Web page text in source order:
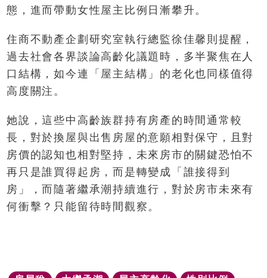
態，進而帶動女性屋主比例日漸攀升。
住商不動產企劃研究室執行總監徐佳馨則提醒，
過去社會各界談論高齡化議題時，多半聚焦在人
口結構，如今連「屋主結構」的老化也同樣值得
高度關注。
她說，這些中高齡族群持有房產的時間通常較
長，對於換屋與出售房屋的意願相對保守，且對
房價的認知也相對堅持，未來房市的關鍵恐怕不
再只是誰買得起房，而是轉變成「誰接得到
房」，而隨著繼承潮持續進行，對於房市未來有
何衝擊？只能留待時間觀察。